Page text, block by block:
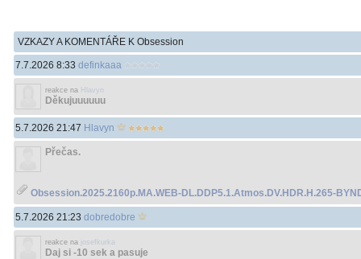
VZKAZY A KOMENTÁŘE K Obsession
7.7.2026 8:33 definkaaa
reakce na Hlavyn
Děkujuuuuuu
5.7.2026 21:47 Hlavyn
Přečas.
Obsession.2025.2160p.MA.WEB-DL.DDP5.1.Atmos.DV.HDR.H.265-
5.7.2026 21:23 dobredobre
reakce na josefkurka
Daj si -10 sek a pasuje